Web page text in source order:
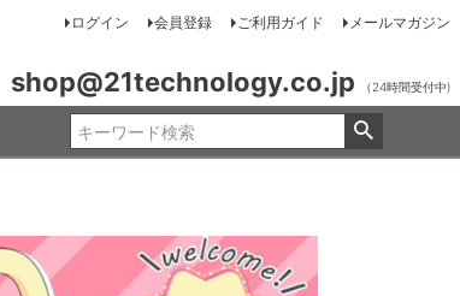
ログイン 会員登録 ご利用ガイド メールマガジン
shop@21technology.co.jp （24時間受付中)